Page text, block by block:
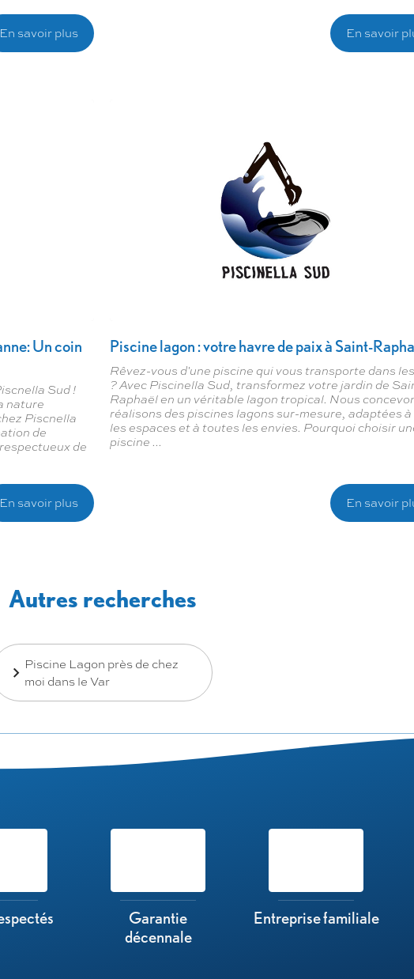
En savoir plus En savoir
Un coin
Sud !
nature
Piscnella
de
de
En savoir plus
Piscine lagon : votre havre de paix à Saint-
Rêvez-vous d'une piscine qui vous transporte dans
? Avec Piscinella Sud, transformez votre jardin de
Raphaël en un véritable lagon tropical. Nous
réalisons des piscines lagons sur-mesure, adaptées
les espaces et à toutes les envies. Pourquoi choisir
piscine ...
En savoir
Autres recherches
Piscine Lagon près de chez
moi dans le Var
Garantie
décennale
Entreprise familiale